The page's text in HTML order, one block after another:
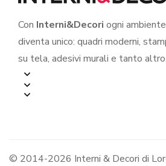
Con Interni&Decori ogni ambiente
diventa unico: quadri moderni,
su tela, adesivi murali e tanto altro.
© 2014-2026 Interni & Decori di